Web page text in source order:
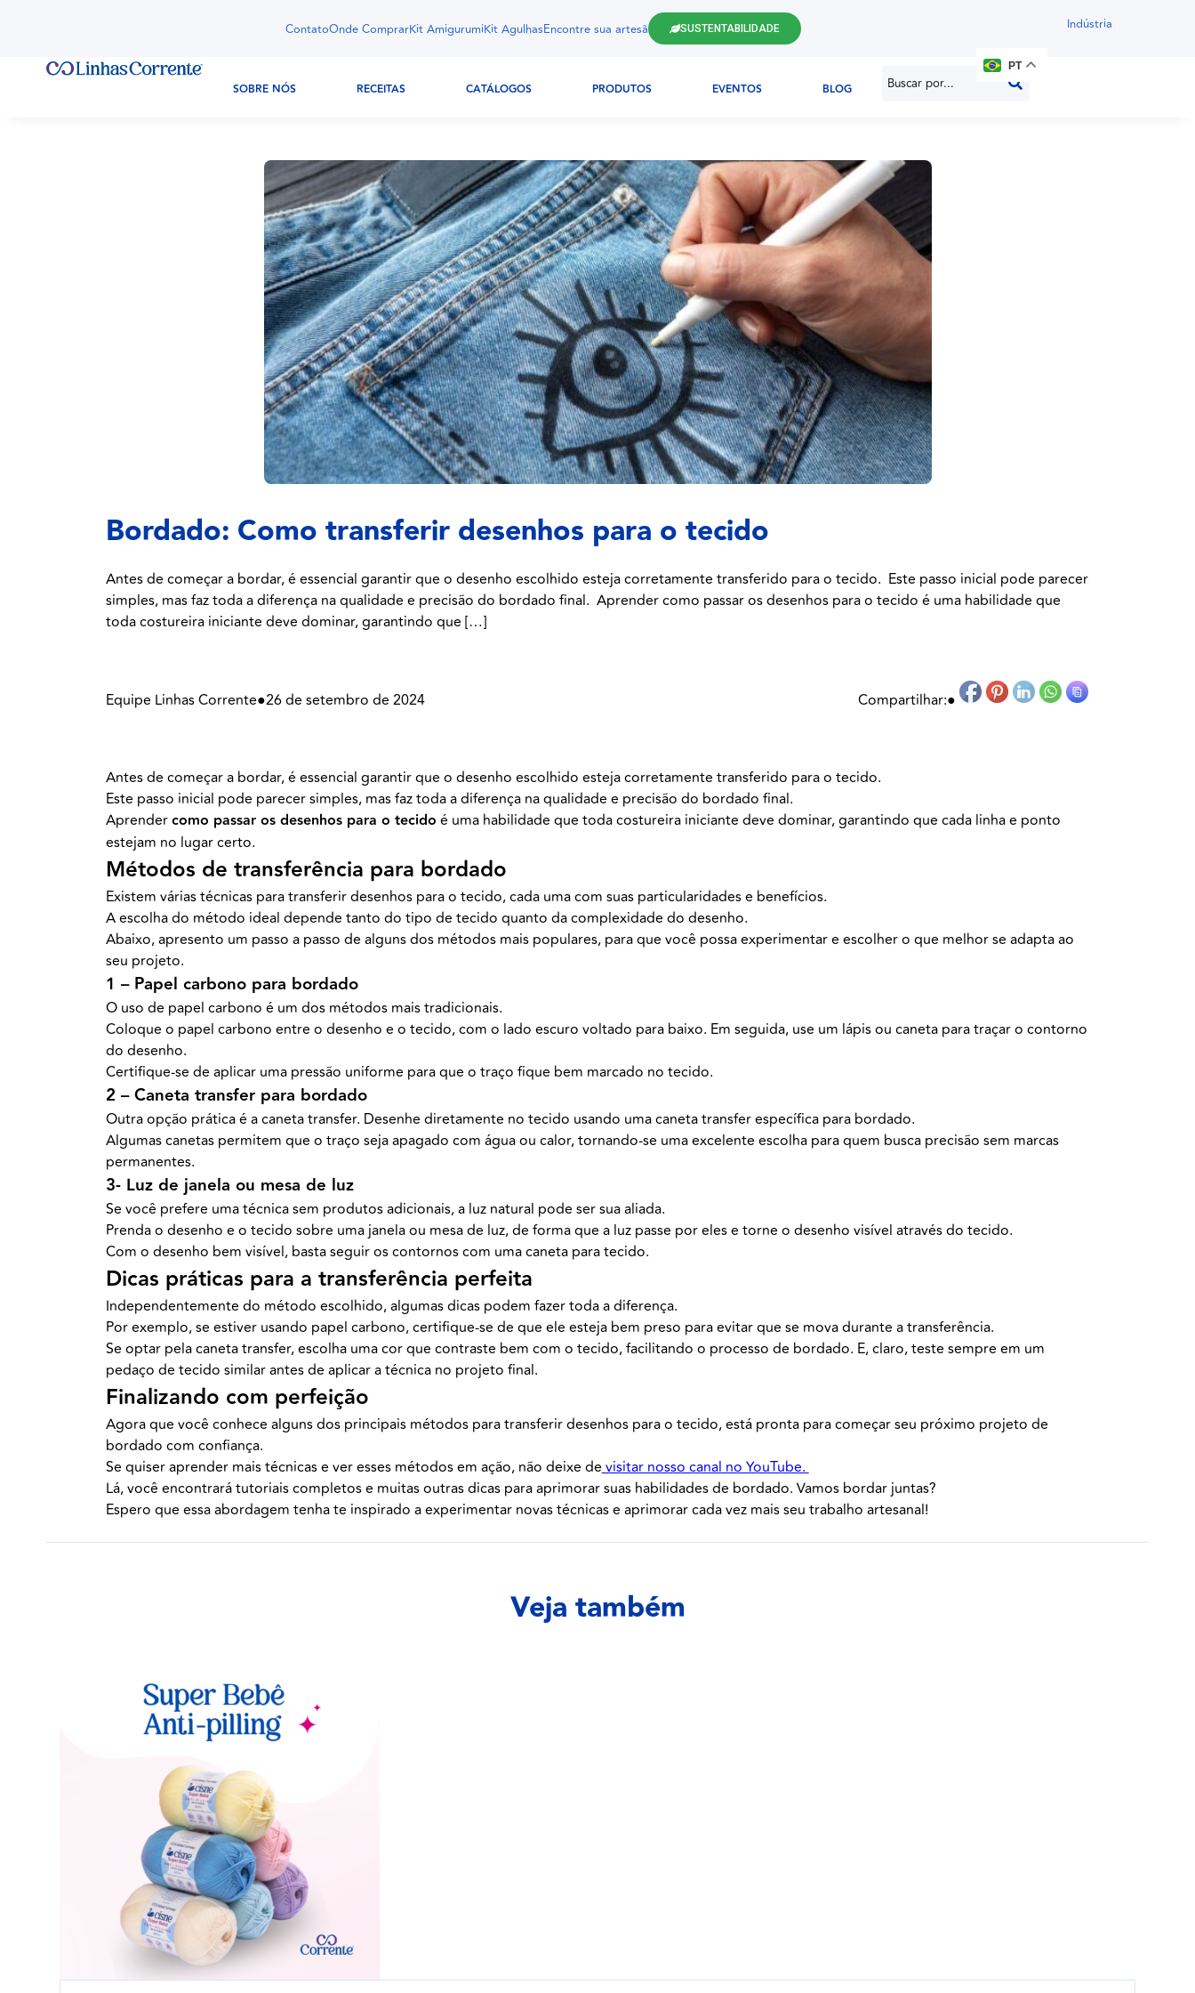
ContatoOnde ComprarKit AmigurumiKit AgulhasEncontre sua artesã SUSTENTABILIDADE Indústria
SOBRE NÓS RECEITAS CATÁLOGOS PRODUTOS EVENTOS BLOG
PT
Bordado: Como transferir desenhos para o tecido
Antes de começar a bordar, é essencial garantir que o desenho escolhido esteja corretamente transferido para o tecido. Este passo inicial pode parecer
simples, mas faz toda a diferença na qualidade e precisão do bordado final. Aprender como passar os desenhos para o tecido é uma habilidade que
toda costureira iniciante deve dominar, garantindo que […]
Equipe Linhas Corrente●26 de setembro de 2024 Compartilhar:●
Antes de começar a bordar, é essencial garantir que o desenho escolhido esteja corretamente transferido para o tecido.
Este passo inicial pode parecer simples, mas faz toda a diferença na qualidade e precisão do bordado final.
Aprendercomo passar os desenhos para o tecido é uma habilidade que toda costureira iniciante deve dominar, garantindo que cada linha e ponto
estejam no lugar certo.
Métodos de transferência para bordado
Existem várias técnicas para transferir desenhos para o tecido, cada uma com suas particularidades e benefícios.
A escolha do método ideal depende tanto do tipo de tecido quanto da complexidade do desenho.
Abaixo, apresento um passo a passo de alguns dos métodos mais populares, para que você possa experimentar e escolher o que melhor se adapta ao
seu projeto.
1 – Papel carbono para bordado
O uso de papel carbono é um dos métodos mais tradicionais.
Coloque o papel carbono entre o desenho e o tecido, com o lado escuro voltado para baixo. Em seguida, use um lápis ou caneta para traçar o contorno
do desenho.
Certifique-se de aplicar uma pressão uniforme para que o traço fique bem marcado no tecido.
2 – Caneta transfer para bordado
Outra opção prática é a caneta transfer. Desenhe diretamente no tecido usando uma caneta transfer específica para bordado.
Algumas canetas permitem que o traço seja apagado com água ou calor, tornando-se uma excelente escolha para quem busca precisão sem marcas
permanentes.
3- Luz de janela ou mesa de luz
Se você prefere uma técnica sem produtos adicionais, a luz natural pode ser sua aliada.
Prenda o desenho e o tecido sobre uma janela ou mesa de luz, de forma que a luz passe por eles e torne o desenho visível através do tecido.
Com o desenho bem visível, basta seguir os contornos com uma caneta para tecido.
Dicas práticas para a transferência perfeita
Independentemente do método escolhido, algumas dicas podem fazer toda a diferença.
Por exemplo, se estiver usando papel carbono, certifique-se de que ele esteja bem preso para evitar que se mova durante a transferência.
Se optar pela caneta transfer, escolha uma cor que contraste bem com o tecido, facilitando o processo de bordado. E, claro, teste sempre em um
pedaço de tecido similar antes de aplicar a técnica no projeto final.
Finalizando com perfeição
Agora que você conhece alguns dos principais métodos para transferir desenhos para o tecido, está pronta para começar seu próximo projeto de
bordado com confiança.
Se quiser aprender mais técnicas e ver esses métodos em ação, não deixe devisitar nosso canal no YouTube.
Lá, você encontrará tutoriais completos e muitas outras dicas para aprimorar suas habilidades de bordado. Vamos bordar juntas?
Espero que essa abordagem tenha te inspirado a experimentar novas técnicas e aprimorar cada vez mais seu trabalho artesanal!
Veja também